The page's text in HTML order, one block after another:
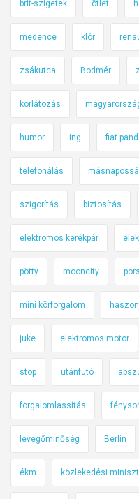
brit-szigetek ötlet
medence klór
zsákutca Bodmér
korlátozás
humor ing fiat
telefonálás
szigorítás biztosítás
elektromos kerékpár
pötty mooncity
mini körforgalom
juke elektromos motor
stop utánfutó
forgalomlassítás
levegőminőség Berlin
ékm közlekedési